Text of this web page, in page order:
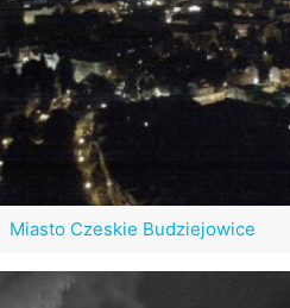
Miasto Czeskie Budziejowice